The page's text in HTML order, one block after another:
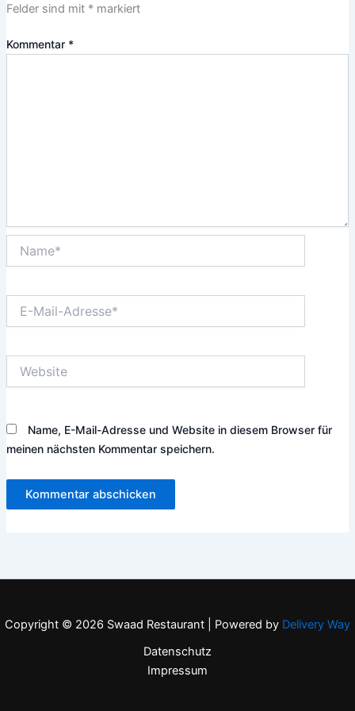
Felder sind mit *markiert
Kommentar *
Mail-
Name, E-Mail-Adresse und Website in diesem Browser für
meinen nächsten Kommentar speichern.
Copyright © 2026 Swaad Restaurant | Powered by Delivery Way
Datenschutz
Impressum